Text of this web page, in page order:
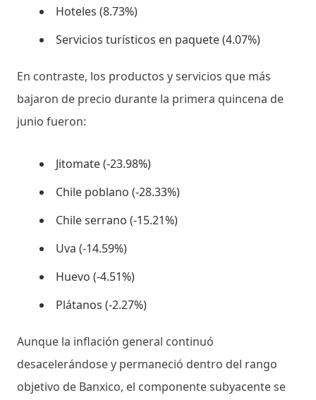
Hoteles (8.73%)
Servicios turísticos en paquete (4.07%)
En contraste, los productos y servicios que más
bajaron de precio durante la primera quincena de
junio fueron:
Jitomate (-23.98%)
Chile poblano (-28.33%)
Chile serrano (-15.21%)
Uva (-14.59%)
Huevo (-4.51%)
Plátanos (-2.27%)
Aunque la inflación general continuó
desacelerándose y permaneció dentro del rango
objetivo de Banxico, el componente subyacente se